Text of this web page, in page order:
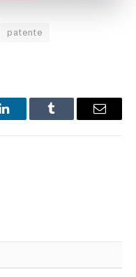
patente
LinkedInTumblr Email